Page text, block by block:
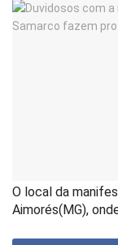
O local da
Aimorés(MG),